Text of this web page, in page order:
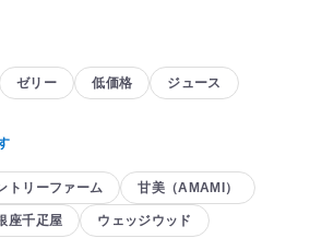
ゼリー 低価格 ジュース
トリーファーム 甘美（AMAMI）
座千疋屋 ウェッジウッド